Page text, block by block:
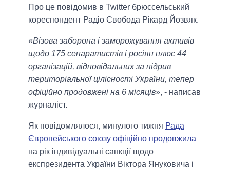
Про це повідомив в Twitter брюссельський
кореспондент Радіо Свобода Рікард Йозвяк.
«Візова заборона і заморожування активів
щодо 175 сепаратистів і росіян плюс 44
організацій, відповідальних за підрив
територіальної цілісності України, тепер
офіційно продовжені на 6 місяців», - написав
журналіст.
Як повідомлялося, минулого тижня Рада
Європейського союзу офіційно продовжила
на рік індивідуальні санкції щодо
експрезидента України Віктора Януковича і